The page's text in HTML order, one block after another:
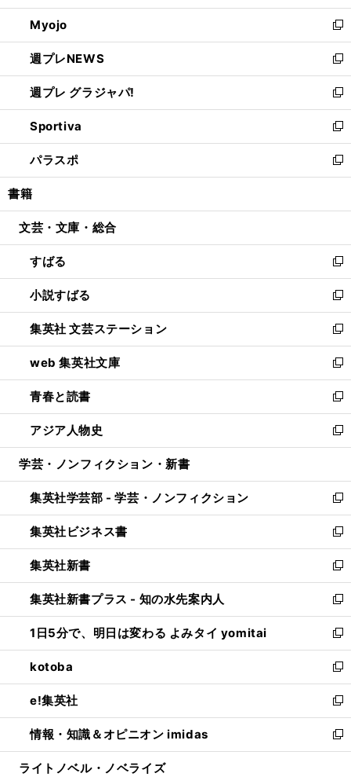
開
く
ウ
で
開
く
ン
ド
ウ
で
開
く
ウ
ィ
ン
ド
ウ
で
開
く
Myojo
新
し
い
ウ
ィ
ン
ド
ウ
で
開
週プレNEWS
新
し
い
ウ
ィ
ン
ド
ウ
開
週プレ グラジャパ!
新
し
い
ウ
ィ
ン
ウ
開
く
Sportiva
新
し
い
ウ
ン
ウ
で
開
く
パラスポ
新
し
ウ
ン
ド
ウ
で
開
く
書籍
文芸・文庫・総合
すばる
新
し
い
ウ
ィ
ン
ド
ウ
で
開
く
小説すばる
新
し
い
ウ
ィ
ン
ド
ウ
で
開
集英社 文芸ステーション
新
し
い
ウ
ィ
ン
ド
ウ
開
く
web 集英社文庫
新
し
い
ウ
ィ
ン
ウ
で
開
く
青春と読書
新
し
い
ウ
ン
ド
ウ
で
開
く
アジア人物史
新
し
ウ
ィ
ン
ド
ウ
で
開
く
学芸・ノンフィクション・新書
集英社学芸部 - 学芸・ノンフィクション
新
し
い
ウ
ィ
ン
ド
ウ
で
開
く
集英社ビジネス書
新
し
い
ウ
ィ
ン
ド
ウ
で
開
く
集英社新書
新
し
い
ウ
ィ
ン
ド
ウ
で
開
く
集英社新書プラス - 知の水先案内人
新
し
い
ウ
ィ
ン
ド
ウ
で
開
1日5分で、明日は変わる よみタイ yomitai
新
し
い
ウ
ィ
ン
ド
ウ
kotoba
新
し
い
ウ
ィ
ン
e!集英社
新
し
い
ウ
情報・知識＆オピニオン imidas
新
し
ライトノベル・ノベライズ